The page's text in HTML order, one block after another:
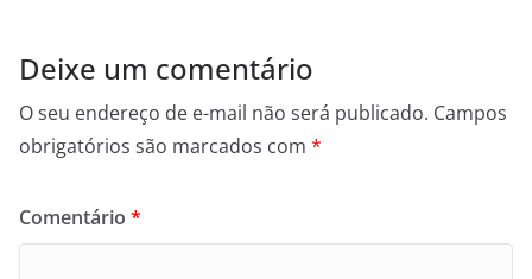
Deixe um comentário
O seu endereço de e-mail não será publicado. Campos
obrigatórios são marcados com *
Comentário *